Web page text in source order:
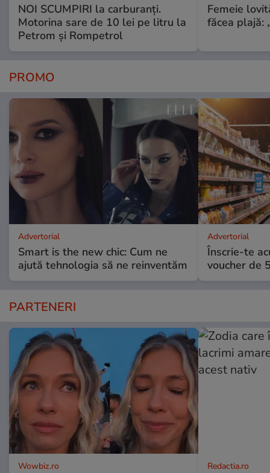
NOI SCUMPIRI la carburanți.
Motorina sare de 10 lei pe litru la
Petrom și Rompetrol
Femeie
făcea plajă:
PROMO
Advertorial
Smart is the new chic: Cum ne
ajută tehnologia să ne reinventăm
Advertorial
Înscrie-te
voucher de
PARTENERI
Wowbiz.ro Redactia.ro